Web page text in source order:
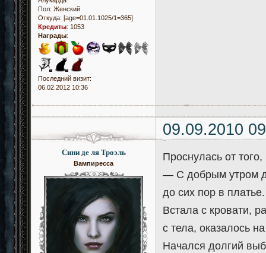
Пол: Женский
Откуда: [age=01.01.1025/1=365]
Кредиты: 1053
Награды:
Последний визит:
06.02.2012 10:36
09.09.2010
Сини де ля Троэль
Вампиресса
Проснулась от
— С добрым утром
до сих пор в
Встала с кровати,
с тела, оказалось
Начался долгий